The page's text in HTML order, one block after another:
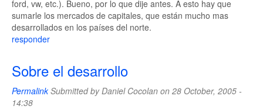
ford, vw, etc.). Bueno, por lo que dije antes. A esto hay que
sumarle los mercados de capitales, que están mucho mas
desarrollados en los países del norte.
responder
Sobre el desarrollo
PermalinkSubmitted byDaniel Cocolan on 28 October, 2005 -
14:38